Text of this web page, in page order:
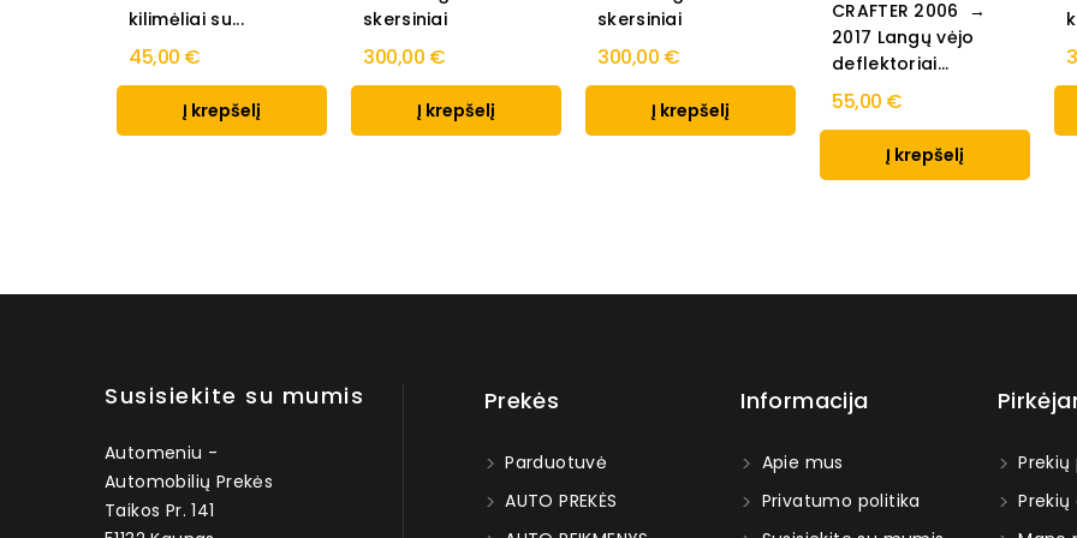
kilimėliai su...
45,00 €
Į krepšelį
skersiniai
300,00 €
Į krepšelį
skersiniai
300,00 €
Į krepšelį
CRAFTER 2006 →
2017 Langų vėjo
deflektoriai...
55,00 €
Į krepšelį
Susisiekite su mumis
Automeniu -
Automobilių Prekės
Taikos Pr. 141
Prekės
Parduotuvė
AUTO PREKĖS
Informacija
Apie mus
Privatumo politika